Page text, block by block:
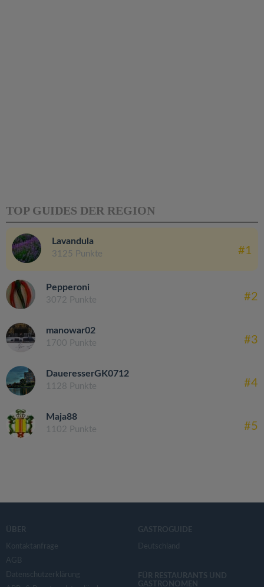
TOP GUIDES DER REGION
Lavandula
3125 Punkte #1
Pepperoni
3072 Punkte #2
manowar02
1700 Punkte #3
DaueresserGK0712
1128 Punkte #4
Maja88
1102 Punkte #5
ÜBER
Kontaktanfrage
AGB
Datenschutzerklärung
GASTROGUIDE
Deutschland
FÜR RESTAURANTS UND
GASTRONOMEN